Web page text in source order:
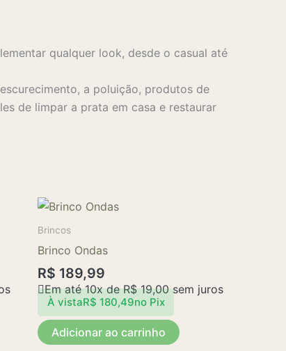
qualquer look, desde o casual até
a poluição, produtos de
de limpar a prata em casa e restaurar
Brincos
Brinco Ondas
R$ 189,99
Em até 10x deR$19,00sem juros
À vistaR$ 180,49no Pix
Adicionar ao carrinho